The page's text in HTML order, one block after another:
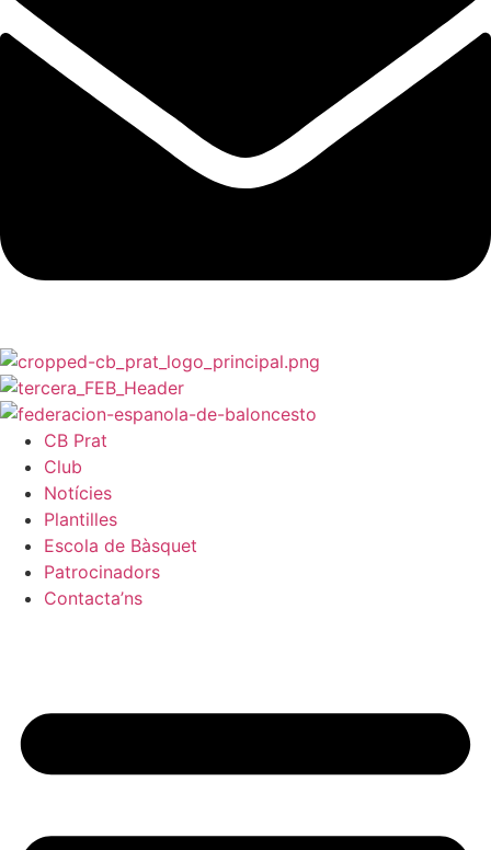
CB Prat
Club
Notícies
Plantilles
Escola de Bàsquet
Patrocinadors
Contacta’ns